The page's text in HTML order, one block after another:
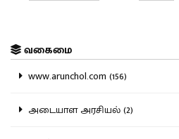
வகைமை
www.arunchol.com (156)
அடையாள அரசியல் (2)